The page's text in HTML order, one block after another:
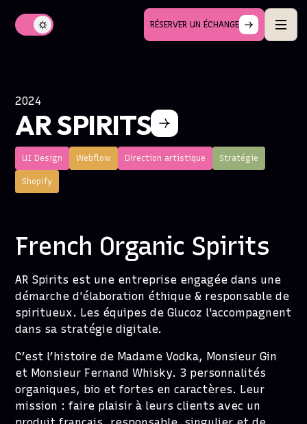
RÉSERVER UN ÉCHANGE
2024
AR SPIRITS
UI Design Webflow Direction artistique Stratégie
Shopify
French Organic Spirits
AR Spirits est une entreprise engagée dans une
démarche d'élaboration éthique & responsable de
spiritueux. Les équipes de Glucoz l'accompagnent
dans sa stratégie digitale.
C’est l’histoire de Madame Vodka, Monsieur Gin
et Monsieur Fernand Whisky. 3 personnalités
organiques, bio et fortes en caractères. Leur
mission : faire plaisir à leurs clients avec un